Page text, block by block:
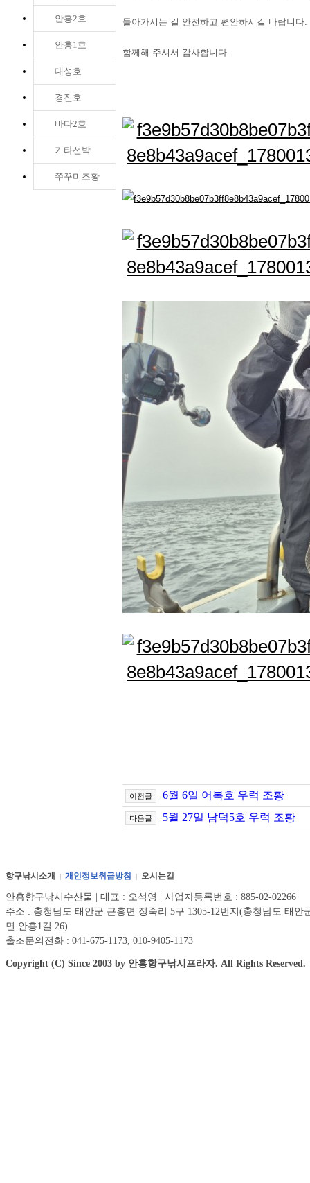
안흥2호
안흥1호
대성호
경진호
바다2호
기타선박
쭈꾸미조황
돌아가시는 길 안전하고 편안하시길 바랍니다.
함께해 주셔서 감사합니다.​
이전글 6월 6일 어복호 우럭 조황
다음글 5월 27일 남덕5호 우럭 조황
항구낚시소개 | 개인정보취급방침 | 오시는길
안흥항구낚시수산물 | 대표 : 오석영 | 사업자등록번호 : 885-02-02266
주소 : 충청남도 태안군 근흥면 정죽리 5구 1305-12번지(충청남도 태안
면 안흥1길 26)
출조문의전화 : 041-675-1173, 010-9405-1173
Copyright (C) Since 2003 by 안흥항구낚시프라자. All Rights Reserved.